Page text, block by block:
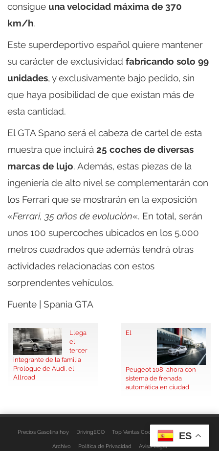
consigue una velocidad máxima de 370
km/h.
Este superdeportivo español quiere mantener
su carácter de exclusividad fabricando solo 99
unidades, y exclusivamente bajo pedido, sin
que haya posibilidad de que existan más de
esta cantidad.
El GTA Spano será el cabeza de cartel de esta
muestra que incluirá 25 coches de diversas
marcas de lujo. Además, estas piezas de la
ingeniería de alto nivel se complementarán con
los Ferrari que se mostrarán en la exposición
«Ferrari, 35 años de evolución«. En total, serán
unos 100 supercoches ubicados en los 5.000
metros cuadrados que además tendrá otras
actividades relacionadas con estos
sorprendentes vehículos.
Fuente | Spania GTA
Llega
el
tercer
integrante de la familia
Prologue de Audi, el
Allroad
El
Peugeot 108, ahora con
sistema de frenada
automática en ciudad
Precios Gasolina hoy DrivingECO Top Ventas Coches EspacioFurgo
Archivo Política de Privacidad Aviso Legal
ES